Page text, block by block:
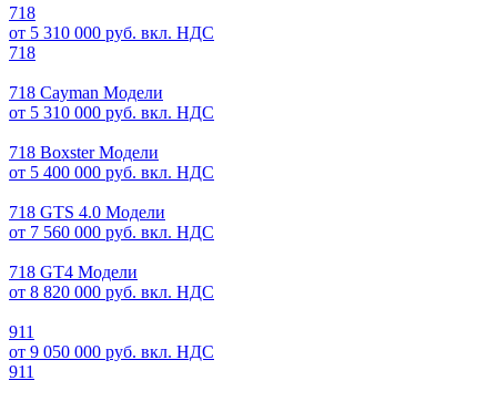
718
от 5 310 000 руб. вкл. НДС
718
718 Cayman Модели
от 5 310 000 руб. вкл. НДС
718 Boxster Модели
от 5 400 000 руб. вкл. НДС
718 GTS 4.0 Модели
от 7 560 000 руб. вкл. НДС
718 GT4 Модели
от 8 820 000 руб. вкл. НДС
911
от 9 050 000 руб. вкл. НДС
911